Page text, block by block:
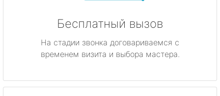
Бесплатный вызов
На стадии звонка договариваемся с
временем визита и выбора мастера.